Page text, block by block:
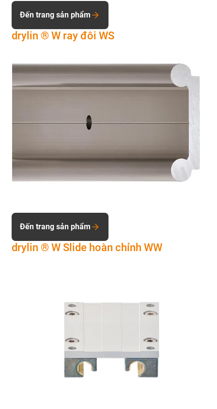
drylin ® W ray đôi WS
Đến trang sản phẩm
drylin ® W Slide hoàn chỉnh WW
Đến trang sản phẩm